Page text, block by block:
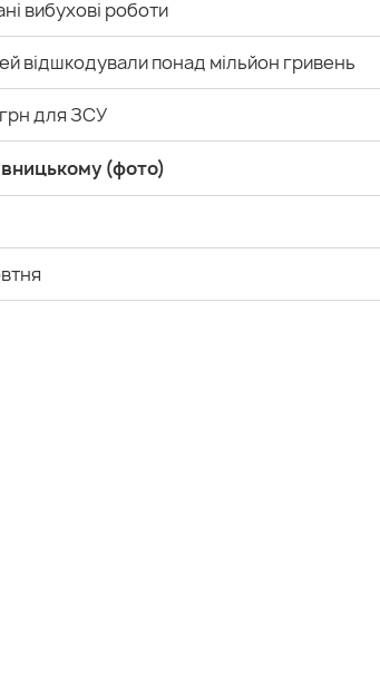
вибухові роботи
відшкодували понад мільйон гривень
грн для ЗСУ
(фото)